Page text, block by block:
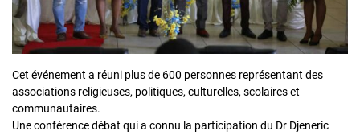
Cet événement a réuni plus de 600 personnes représentant des
associations religieuses, politiques, culturelles, scolaires et
communautaires.
Une conférence débat qui a connu la participation du Dr Djeneric